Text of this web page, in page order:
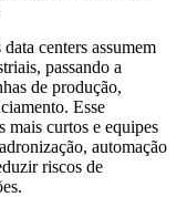
centers assumem
passando a
de produção,
Esse
mais curtos e equipes
automação
riscos de